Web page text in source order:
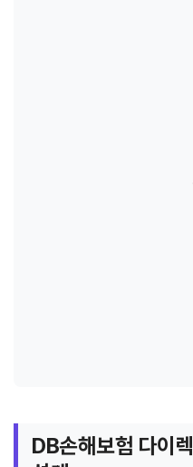
DB손해보험 다이